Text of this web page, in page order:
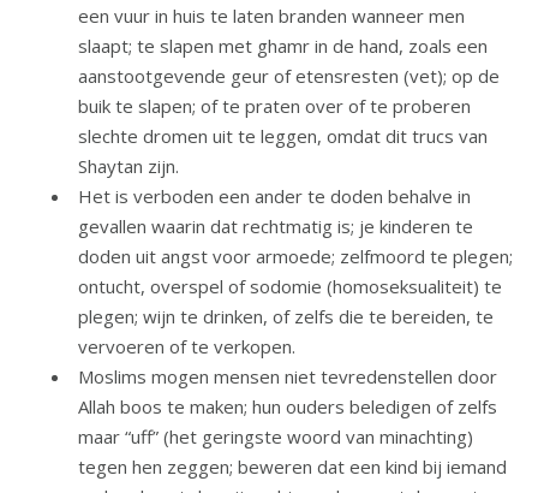
een vuur in huis te laten branden wanneer men
slaapt; te slapen met ghamr in de hand, zoals een
aanstootgevende geur of etensresten (vet); op de
buik te slapen; of te praten over of te proberen
slechte dromen uit te leggen, omdat dit trucs van
Shaytan zijn.
Het is verboden een ander te doden behalve in
gevallen waarin dat rechtmatig is; je kinderen te
doden uit angst voor armoede; zelfmoord te plegen;
ontucht, overspel of sodomie (homoseksualiteit) te
plegen; wijn te drinken, of zelfs die te bereiden, te
vervoeren of te verkopen.
Moslims mogen mensen niet tevredenstellen door
Allah boos te maken; hun ouders beledigen of zelfs
maar “uff” (het geringste woord van minachting)
tegen hen zeggen; beweren dat een kind bij iemand